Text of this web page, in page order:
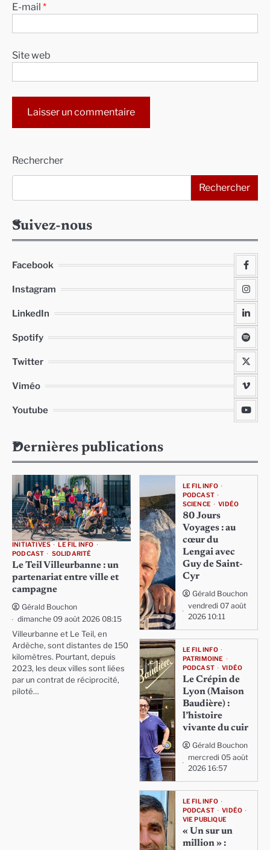
E-mail *
Site web
Rechercher
Rechercher
Suivez-nous
Facebook
Instagram
LinkedIn
Spotify
Twitter
Viméo
Youtube
Dernières publications
INITIATIVES
LE FIL INFO
PODCAST
SOLIDARITÉ
Le Teil Villeurbanne : un
partenariat entre ville et
campagne
Gérald Bouchon
dimanche 09 août 2026 08:15
Villeurbanne et Le Teil, en
Ardèche, sont distantes de 150
kilomètres. Pourtant, depuis
2023, les deux villes sont liées
par un contrat de réciprocité,
piloté…
LE FIL INFO
PODCAST
SCIENCE
VIDÉO
80 Jours
Voyages : au
cœur du
Lengai avec
Guy de Saint-
Cyr
Gérald Bouchon
vendredi 07 août
2026 10:11
LE FIL INFO
PATRIMOINE
PODCAST
VIDÉO
Le Crépin de
Lyon (Maison
Baudière) :
l’histoire
vivante du cuir
Gérald Bouchon
mercredi 05 août
2026 16:57
LE FIL INFO
PODCAST
VIDÉO
VIE PUBLIQUE
« Un sur un
million » :